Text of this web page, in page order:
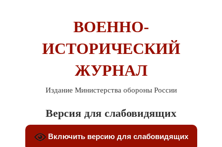
ВОЕННО-
ИСТОРИЧЕСКИЙ
ЖУРНАЛ
Издание Министерства обороны России
Версия для слабовидящих
Включить версию для слабовидящих